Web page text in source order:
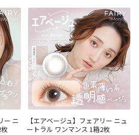
ー ニ
【エアベージュ】フェアリー ニュ
ートラル ワンマンス 1箱2枚